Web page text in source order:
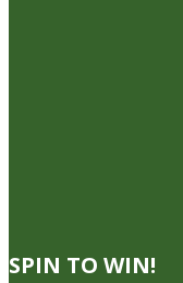
SPIN TO WIN!